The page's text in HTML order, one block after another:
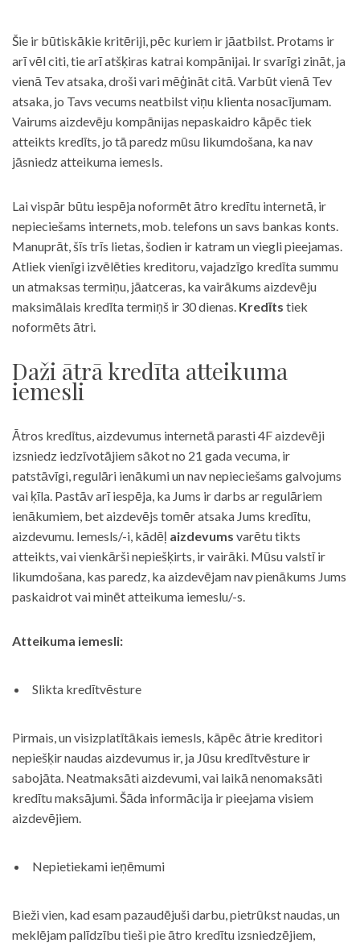
Šie ir būtiskākie kritēriji, pēc kuriem ir jāatbilst. Protams ir
arī vēl citi, tie arī atšķiras katrai kompānijai. Ir svarīgi zināt, ja
vienā Tev atsaka, droši vari mēģināt citā. Varbūt vienā Tev
atsaka, jo Tavs vecums neatbilst viņu klienta nosacījumam.
Vairums aizdevēju kompānijas nepaskaidro kāpēc tiek
atteikts kredīts, jo tā paredz mūsu likumdošana, ka nav
jāsniedz atteikuma iemesls.
Lai vispār būtu iespēja noformēt ātro kredītu internetā, ir
nepieciešams internets, mob. telefons un savs bankas konts.
Manuprāt, šīs trīs lietas, šodien ir katram un viegli pieejamas.
Atliek vienīgi izvēlēties kreditoru, vajadzīgo kredīta summu
un atmaksas termiņu, jāatceras, ka vairākums aizdevēju
maksimālais kredīta termiņš ir 30 dienas. Kredīts tiek
noformēts ātri.
Daži ātrā kredīta atteikuma
iemesli
Ātros kredītus, aizdevumus internetā parasti 4F aizdevēji
izsniedz iedzīvotājiem sākot no 21 gada vecuma, ir
patstāvīgi, regulāri ienākumi un nav nepieciešams galvojums
vai ķīla. Pastāv arī iespēja, ka Jums ir darbs ar regulāriem
ienākumiem, bet aizdevējs tomēr atsaka Jums kredītu,
aizdevumu. Iemesls/-i, kādēļ aizdevums varētu tikts
atteikts, vai vienkārši nepiešķirts, ir vairāki. Mūsu valstī ir
likumdošana, kas paredz, ka aizdevējam nav pienākums Jums
paskaidrot vai minēt atteikuma iemeslu/-s.
Atteikuma iemesli:
Slikta kredītvēsture
Pirmais, un visizplatītākais iemesls, kāpēc ātrie kreditori
nepiešķir naudas aizdevumus ir, ja Jūsu kredītvēsture ir
sabojāta. Neatmaksāti aizdevumi, vai laikā nenomaksāti
kredītu maksājumi. Šāda informācija ir pieejama visiem
aizdevējiem.
Nepietiekami ieņēmumi
Bieži vien, kad esam pazaudējuši darbu, pietrūkst naudas, un
meklējam palīdzību tieši pie ātro kredītu izsniedzējiem,